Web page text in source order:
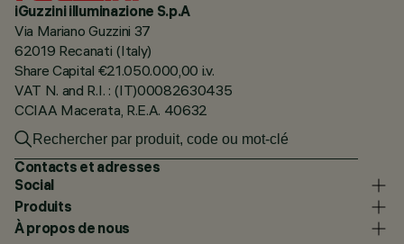
iGuzzini illuminazione S.p.A
Via Mariano Guzzini 37
62019 Recanati (Italy)
Share Capital €21.050.000,00 i.v.
VAT N. and R.I. : (IT)00082630435
CCIAA Macerata, R.E.A. 40632
Contacts et adresses
Social
Produits
À propos de nous